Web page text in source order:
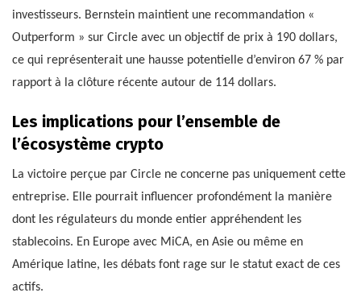
investisseurs. Bernstein maintient une recommandation «
Outperform » sur Circle avec un objectif de prix à 190 dollars,
ce qui représenterait une hausse potentielle d’environ 67 % par
rapport à la clôture récente autour de 114 dollars.
Les implications pour l’ensemble de
l’écosystème crypto
La victoire perçue par Circle ne concerne pas uniquement cette
entreprise. Elle pourrait influencer profondément la manière
dont les régulateurs du monde entier appréhendent les
stablecoins. En Europe avec MiCA, en Asie ou même en
Amérique latine, les débats font rage sur le statut exact de ces
actifs.